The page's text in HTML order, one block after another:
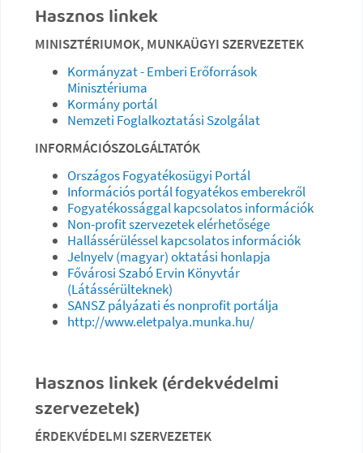
Hasznos linkek
MINISZTÉRIUMOK, MUNKAÜGYI SZERVEZETEK
Kormányzat - Emberi Erőforrások
Minisztériuma
Kormány portál
Nemzeti Foglalkoztatási Szolgálat
INFORMÁCIÓSZOLGÁLTATÓK
Országos Fogyatékosügyi Portál
Információs portál fogyatékos emberekről
Fogyatékossággal kapcsolatos információk
Non-profit szervezetek elérhetősége
Hallássérüléssel kapcsolatos információk
Jelnyelv (magyar) oktatási honlapja
Fővárosi Szabó Ervin Könyvtár
(Látássérülteknek)
SANSZ pályázati és nonprofit portálja
http://www.eletpalya.munka.hu/
Hasznos linkek (érdekvédelmi
szervezetek)
ÉRDEKVÉDELMI SZERVEZETEK